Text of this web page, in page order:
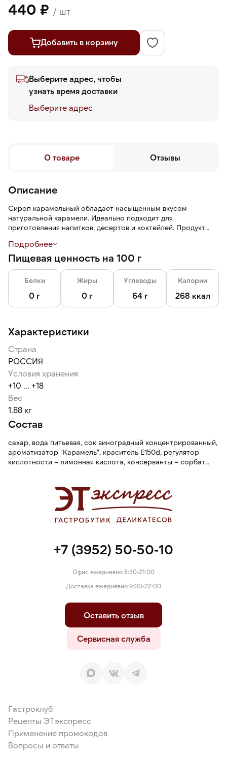
440 ₽ / шт
Добавить в корзину
Выберите адрес, чтобы
узнать время доставки
Выберите адреc
О товаре Отзывы
Описание
Сироп карамельный обладает насыщенным вкусом
натуральной карамели. Идеально подходит для
приготовления напитков, десертов и коктейлей. Продукт
сохраняет естественный вкус и аромат.
Подробнее
Пищевая ценность на 100 г
Белки
0 г
Жиры
0 г
Углеводы
64 г
Калории
268 ккал
Характеристики
Страна
РОССИЯ
Условия хранения
+10 ... +18
Вес
1.88 кг
Состав
сахар, вода питьевая, сок виноградный концентрированный,
ароматизатор "Карамель", краситель Е150d, регулятор
кислотности – лимонная кислота, консерванты – сорбат
+7 (3952) 50-50-10
Офис ежедневно 8:30-21:00
Доставка ежедневно 9:00-22:00
Оставить отзыв
Сервисная служба
Гастроклуб
Рецепты ЭТэкспресс
Применение промокодов
Вопросы и ответы